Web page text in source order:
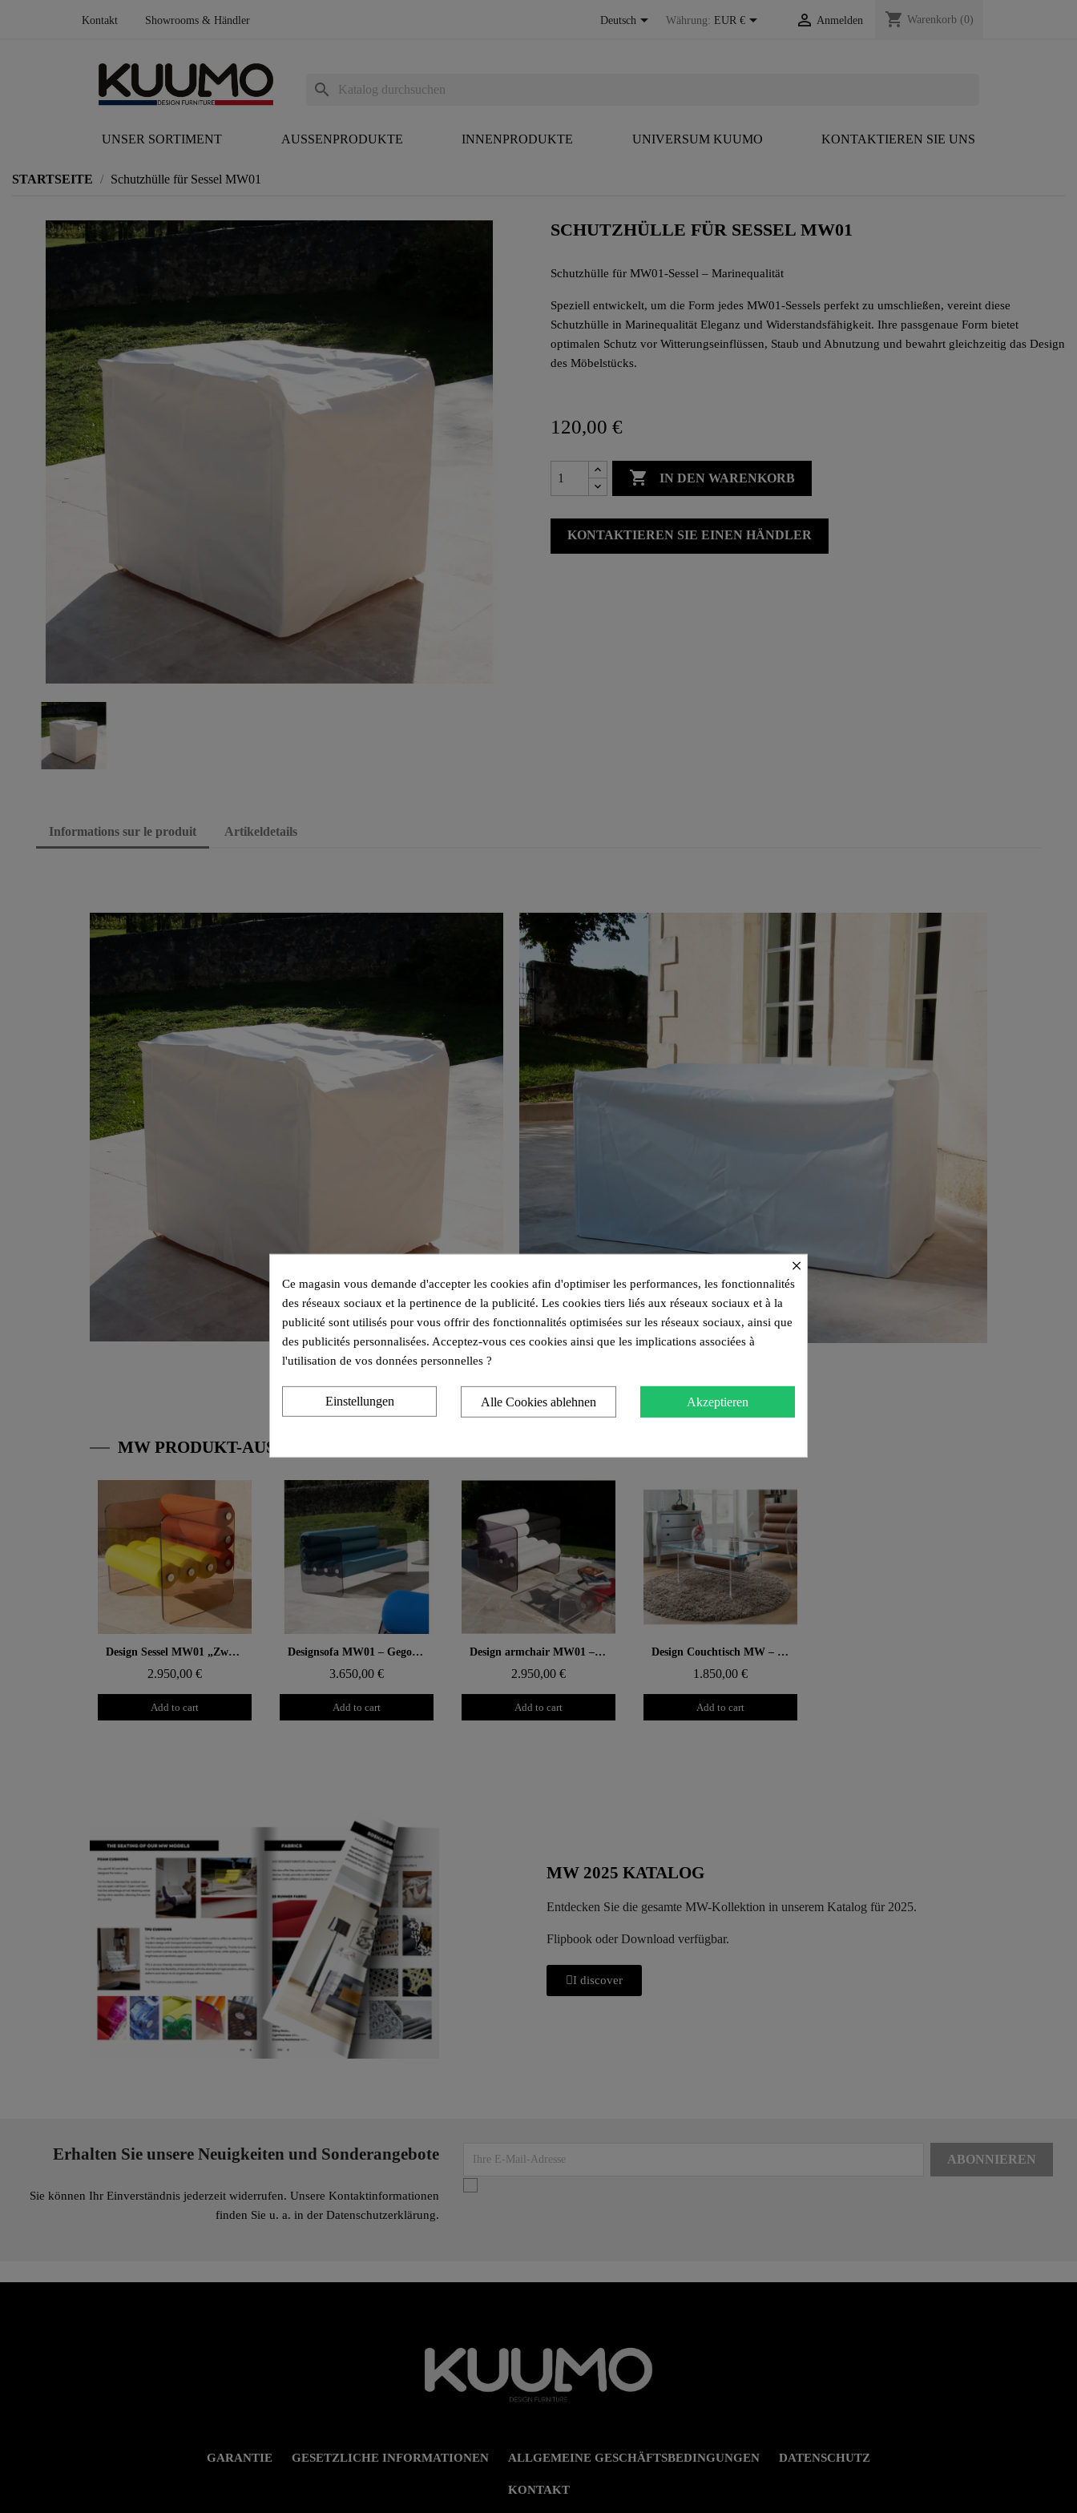
Kontakt Showrooms & Händler Deutsch Währung: EUR €  Anmelden shopping_cart Warenkorb (0)
UNSER SORTIMENT AUSSENPRODUKTE INNENPRODUKTE UNIVERSUM KUUMO KONTAKTIEREN SIE UNS
search
STARTSEITE Schutzhülle für Sessel MW01
SCHUTZHÜLLE FÜR SESSEL MW01
Schutzhülle für MW01-Sessel – Marinequalität
Speziell entwickelt, um die Form jedes MW01-Sessels perfekt zu umschließen, vereint diese
Schutzhülle in Marinequalität Eleganz und Widerstandsfähigkeit. Ihre passgenaue Form bietet
optimalen Schutz vor Witterungseinflüssen, Staub und Abnutzung und bewahrt gleichzeitig das Design
des Möbelstücks.
120,00 €
 IN DEN WARENKORB
KONTAKTIEREN SIE EINEN HÄNDLER
Informations sur le produit Artikeldetails
MW PRODUKT-AUSWAHL
Aperçu rapide Design Sessel MW01 „Zweifarbig“ – Gegossene PMMA Wände, Sitz aus Schaumstoff mit Alveolen
2.950,00 €
Add to cart
Aperçu rapide Designsofa MW01 – Gegossene PMMA-Wände in Grau, Sitz aus Alveolarschaum
3.650,00 €
Add to cart
Aperçu rapide Design armchair MW01 – Cast grey PMMA panels, alveolar foam seat
2.950,00 €
Add to cart
Aperçu rapide Design Couchtisch MW – Glasplatte, TPU Zylinder mit Hülle
1.850,00 €
Add to cart
MW 2025 KATALOG
Entdecken Sie die gesamte MW-Kollektion in unserem Katalog für 2025.
Flipbook oder Download verfügbar.
I discover
Erhalten Sie unsere Neuigkeiten und Sonderangebote
Sie können Ihr Einverständnis jederzeit widerrufen. Unsere Kontaktinformationen
finden Sie u. a. in der Datenschutzerklärung.
GARANTIE GESETZLICHE INFORMATIONEN ALLGEMEINE GESCHÄFTSBEDINGUNGEN DATENSCHUTZ
KONTAKT
×
Ce magasin vous demande d'accepter les cookies afin d'optimiser les performances, les fonctionnalités
des réseaux sociaux et la pertinence de la publicité. Les cookies tiers liés aux réseaux sociaux et à la
publicité sont utilisés pour vous offrir des fonctionnalités optimisées sur les réseaux sociaux, ainsi que
des publicités personnalisées. Acceptez-vous ces cookies ainsi que les implications associées à
l'utilisation de vos données personnelles ?
Akzeptieren
Alle Cookies ablehnen
Einstellungen